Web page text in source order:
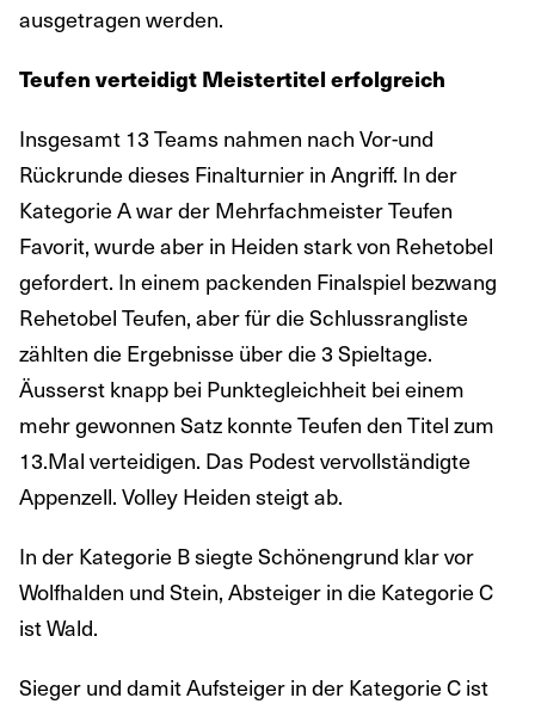
ausgetragen werden.
Teufen verteidigt Meistertitel erfolgreich
Insgesamt 13 Teams nahmen nach Vor-und
Rückrunde dieses Finalturnier in Angriff. In der
Kategorie A war der Mehrfachmeister Teufen
Favorit, wurde aber in Heiden stark von Rehetobel
gefordert. In einem packenden Finalspiel bezwang
Rehetobel Teufen, aber für die Schlussrangliste
zählten die Ergebnisse über die 3 Spieltage.
Äusserst knapp bei Punktegleichheit bei einem
mehr gewonnen Satz konnte Teufen den Titel zum
13.Mal verteidigen. Das Podest vervollständigte
Appenzell. Volley Heiden steigt ab.
In der Kategorie B siegte Schönengrund klar vor
Wolfhalden und Stein, Absteiger in die Kategorie C
ist Wald.
Sieger und damit Aufsteiger in der Kategorie C ist